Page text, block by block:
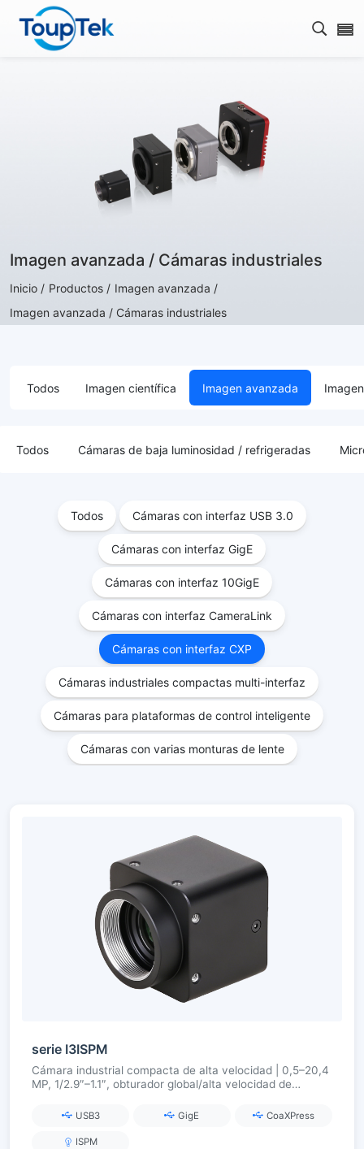
Abrir
Imagen avanzada / Cámaras industriales
Inicio / Productos / Imagen avanzada /
Imagen avanzada / Cámaras industriales
Todos Imagen científica Imagen avanzada
Todos Cámaras de baja luminosidad / refrigeradas
Todos Cámaras con interfaz USB 3.0
Cámaras con interfaz GigE
Cámaras con interfaz 10GigE
Cámaras con interfaz CameraLink
Cámaras con interfaz CXP
Cámaras industriales compactas multi-interfaz
Cámaras para plataformas de control inteligente
Cámaras con varias monturas de lente
serie I3ISPM
Cámara industrial compacta de alta velocidad | 0,5–20,4
MP, 1/2.9″–1.1″, obturador global/alta velocidad de
USB3 GigE CoaXPress
ISPM